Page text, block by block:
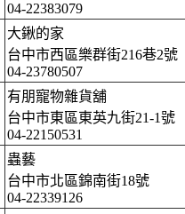
04-22383079
大鍬的家
台中市西區樂群街216巷2號
04-23780507
有朋寵物雜貨舖
台中市東區東英九街21-1號
04-22150531
蟲藝
台中市北區錦南街18號
04-22339126